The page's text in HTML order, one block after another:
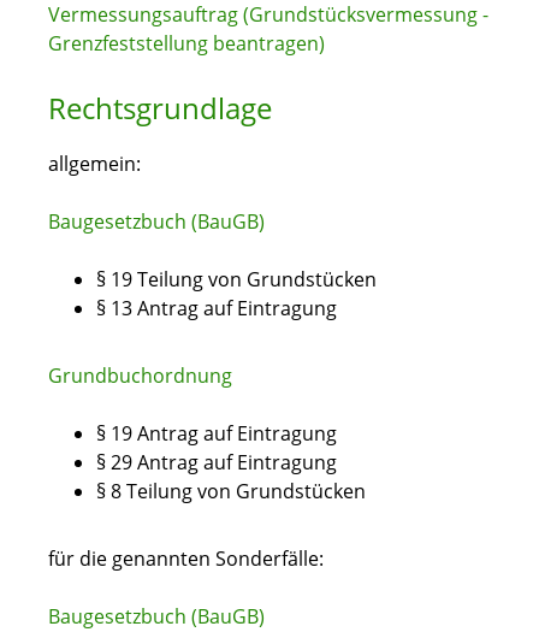
Vermessungsauftrag (Grundstücksvermessung -
Grenzfeststellung beantragen)
Rechtsgrundlage
allgemein:
Baugesetzbuch (BauGB)
§ 19 Teilung von Grundstücken
§ 13 Antrag auf Eintragung
Grundbuchordnung
§ 19 Antrag auf Eintragung
§ 29 Antrag auf Eintragung
§ 8 Teilung von Grundstücken
für die genannten Sonderfälle:
Baugesetzbuch (BauGB)